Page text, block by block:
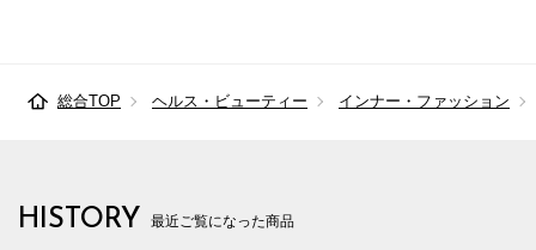
総合TOP ヘルス・ビューティー インナー・ファッション
HISTORY 最近ご覧になった商品